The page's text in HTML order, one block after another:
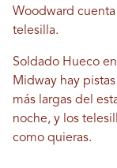
Woodward
telesilla.
Soldado Hueco en
Midway hay
más largas del
noche, y los
como quieras.